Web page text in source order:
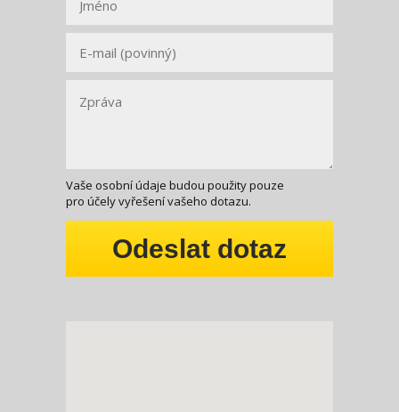
Vaše osobní údaje budou použity pouze
pro účely vyřešení vašeho dotazu.
Odeslat dotaz